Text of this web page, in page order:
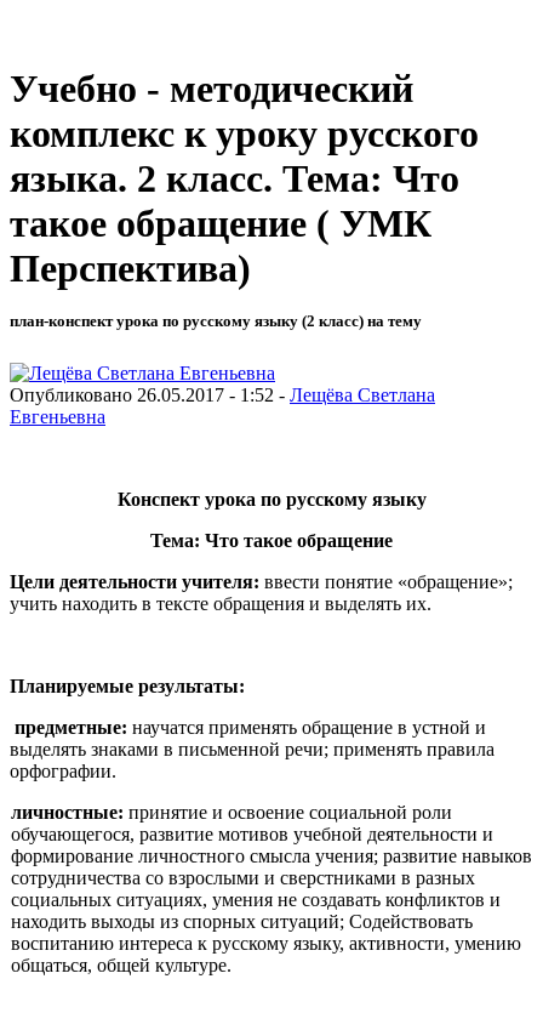
Учебно - методический
комплекс к уроку русского
языка. 2 класс. Тема: Что
такое обращение ( УМК
Перспектива)
план-конспект урока по русскому языку (2 класс) на тему
Опубликовано 26.05.2017 - 1:52 - Лещёва Светлана
Евгеньевна
Конспект урока по русскому языку
Тема: Что такое обращение
Цели деятельности учителя: ввести понятие «об­ращение»;
учить находить в тексте обращения и выделять их.
Планируемые результаты:
предметные: научатся приме­нять обращение в устной и
выделять знаками в письменной речи; применять правила
орфографии.
личностные: принятие и освоение социальной роли
обучающегося, развитие мотивов учебной деятельности и
формирование личностного смысла учения; развитие навыков
сотрудничества со взрослыми и сверстниками в разных
социальных ситуациях, умения не создавать конфликтов и
находить выходы из спорных ситуаций; Содействовать
воспитанию интереса к русскому языку, активности, умению
общаться, общей культуре.